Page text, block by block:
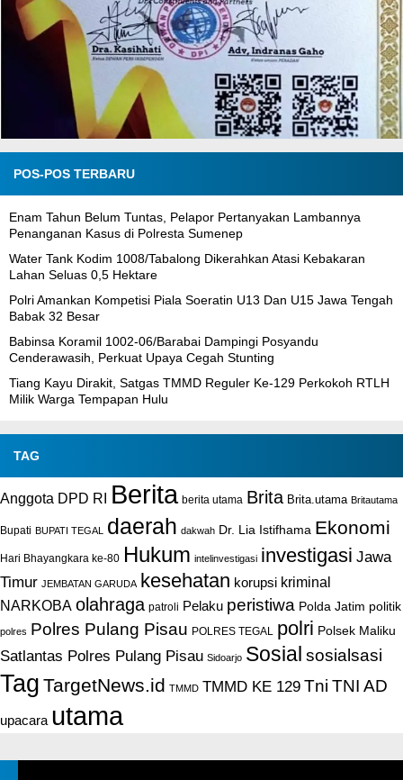
POS-POS TERBARU
Enam Tahun Belum Tuntas, Pelapor Pertanyakan Lambannya
Penanganan Kasus di Polresta Sumenep
Water Tank Kodim 1008/Tabalong Dikerahkan Atasi Kebakaran
Lahan Seluas 0,5 Hektare
Polri Amankan Kompetisi Piala Soeratin U13 Dan U15 Jawa Tengah
Babak 32 Besar
Babinsa Koramil 1002-06/Barabai Dampingi Posyandu
Cenderawasih, Perkuat Upaya Cegah Stunting
Tiang Kayu Dirakit, Satgas TMMD Reguler Ke-129 Perkokoh RTLH
Milik Warga Tempapan Hulu
TAG
Anggota DPD RI Berita berita utama Brita Brita.utama Britautama
Bupati BUPATI TEGAL daerah dakwah Dr. Lia Istifhama Ekonomi
Hari Bhayangkara ke-80 Hukum intelinvestigasi investigasi Jawa
Timur JEMBATAN GARUDA kesehatan korupsi kriminal
NARKOBA olahraga patroli Pelaku peristiwa Polda Jatim politik
polres Polres Pulang Pisau POLRES TEGAL polri Polsek Maliku
Satlantas Polres Pulang Pisau Sidoarjo Sosial sosialsasi
Tag TargetNews.id TMMD TMMD KE 129 Tni TNI AD
upacara utama